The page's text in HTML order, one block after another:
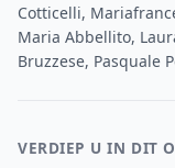
Cotticelli,
Maria Abbellito,
Bruzzese, Pasquale
VERDIEP U IN DIT